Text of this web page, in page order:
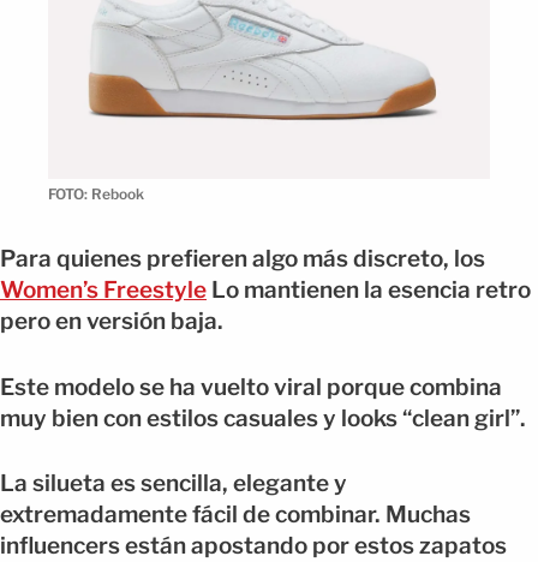
FOTO: Rebook
Para quienes prefieren algo más discreto, los
Women’s Freestyle Lo mantienen la esencia retro
pero en versión baja.
Este modelo se ha vuelto viral porque combina
muy bien con estilos casuales y looks “clean girl”.
La silueta es sencilla, elegante y
extremadamente fácil de combinar. Muchas
influencers están apostando por estos zapatos